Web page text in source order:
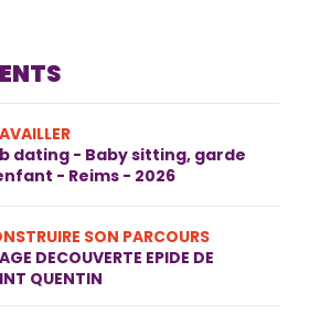
dating - Baby sitting, garde
- Reims - 2026
SON PARCOURS
DECOUVERTE EPIDE DE
QUENTIN